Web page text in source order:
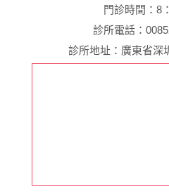
門診時間：8
診所電話：
診所地址：廣東省深